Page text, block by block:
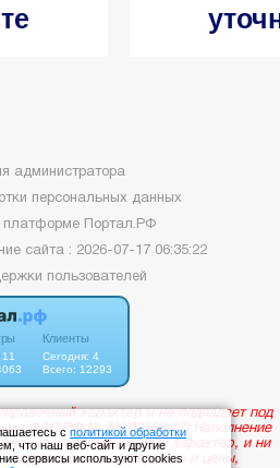
с политикой обработки
что наш веб-сайт и другие
сервисы используют cookies
администратора
персональных данных
платформе
Портал.РФ
сайта : 2026-07-17 06:35:22
пользователей